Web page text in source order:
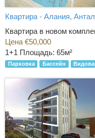
Квартира - Алания,
Квартира в новом
Цена €50,000
1+1 Площадь: 65м²
Парковка Бассейн